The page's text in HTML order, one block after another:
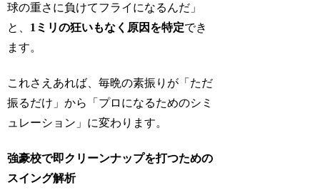
球の重さに負けてフライになるんだ」
と、 1ミリの狂いもなく原因を特定でき
ます。
これさえあれば、毎晩の素振りが「ただ
振るだけ」から「プロになるためのシミ
ュレーション」に変わります。
強豪校で即クリーンナップを打つための
スイング解析